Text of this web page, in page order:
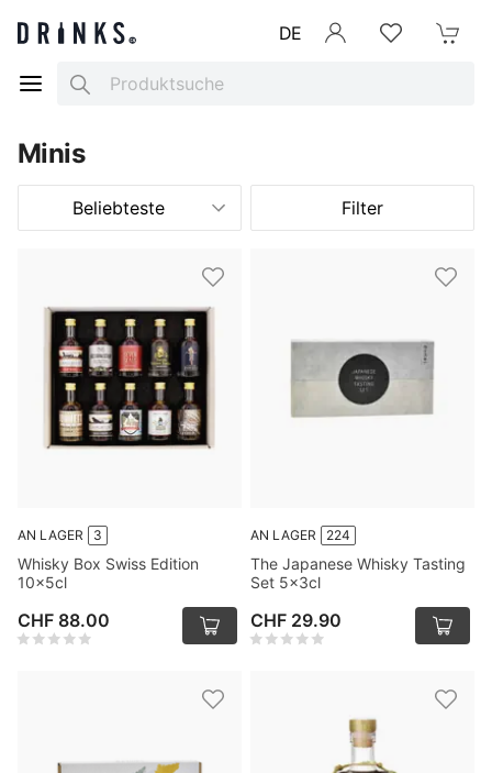
DE
Search
Minis
Beliebteste Filter
AN LAGER 3
Whisky Box Swiss Edition
10x5cl
CHF 88.00
AN LAGER 224
The Japanese Whisky Tasting
Set 5x3cl
CHF 29.90